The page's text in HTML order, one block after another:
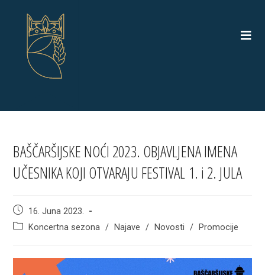
BAŠČARŠIJSKE NOĆI 2023. OBJAVLJENA IMENA
UČESNIKA KOJI OTVARAJU FESTIVAL 1. i 2. JULA
Post
published:
16. Juna 2023.
PostKoncertna sezona / Najave / Novosti / Promocije